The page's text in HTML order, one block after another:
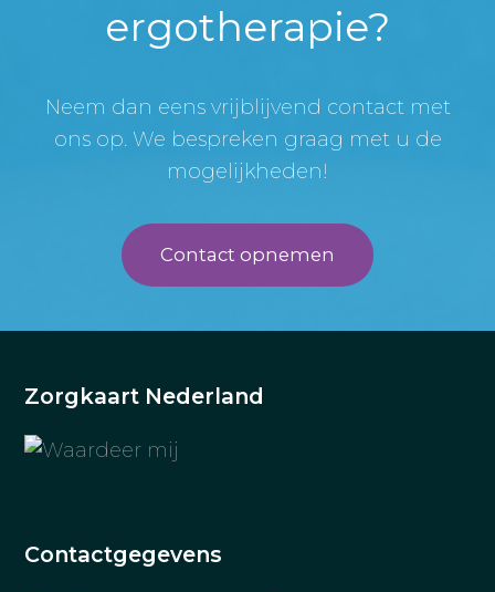
ergotherapie?
Neem dan eens vrijblijvend contact met
ons op. We bespreken graag met u de
mogelijkheden!
Contact opnemen
Zorgkaart Nederland
Contactgegevens